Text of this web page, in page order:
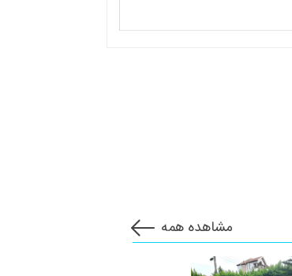
مشاهده همه